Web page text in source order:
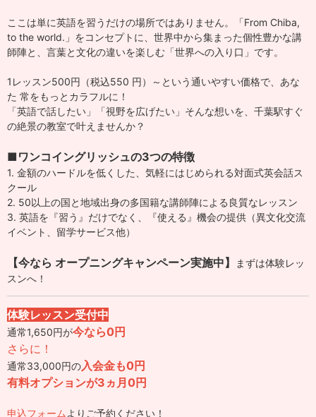
ここは単に英語を習うだけの場所ではありません。「From Chiba,
to the world.」をコンセプトに、世界中から集まった個性豊かな講
師陣と、言葉と文化の違いを楽しむ「世界への入り口」です。
1レッスン500円（税込550 円）～という通いやすい価格で、あな
た 常をもっとカラフルに！
「英語で話したい」「視野を広げたい」そんな想いを、千葉駅すぐ
の絶景の教室で叶えませんか？
■ワンコイングリッシュの3つの特徴
1. 金額のハードルを低くした、気軽にはじめられる対面式英会話ス
クール
2. 50以上の国と地域出身の多国籍な講師陣による良質なレッスン
3. 英語を『習う』だけでなく、『使える』機会の提供（異文化交流
イベント、留学サービス他）
【今なら オープニングキャンペーン実施中】
まずは体験レッ
スンへ！
体験レッスン受付中
通常1,650円が今なら0円
さらに！
通常33,000円の入会金も0円
有料オプションが3ヵ月0円
申込フォームよりご予約ください！